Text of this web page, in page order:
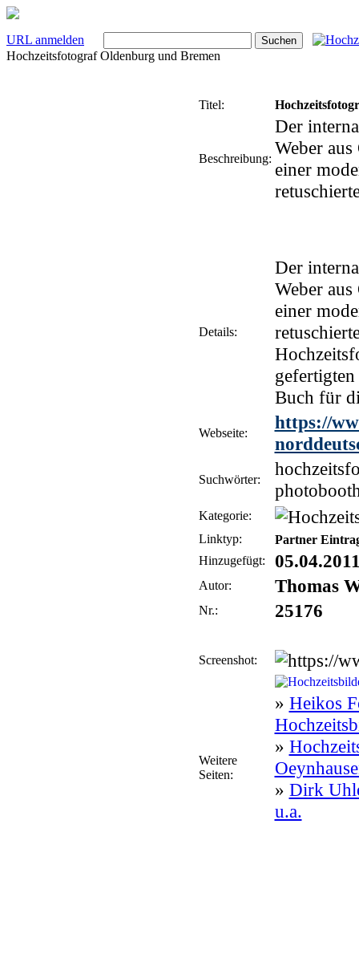
URL anmelden
Hochzeitsfotograf Oldenburg und Bremen
Titel:
Beschreibung:
Der
Weber
einer
Details:
Der
Weber
einer
Buch für
Webseite:
https://
Suchwörter:
Kategorie:
Linktyp:
Partner
Hinzugefügt:
Autor: Thomas
Nr.: 25176
Screenshot:
Weitere
Seiten:
» Heikos
»
» Dirk
u.a.